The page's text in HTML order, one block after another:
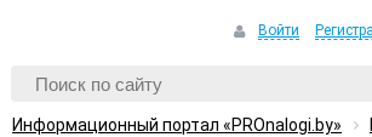
Войти
Информационный портал «PROnalogi.by»